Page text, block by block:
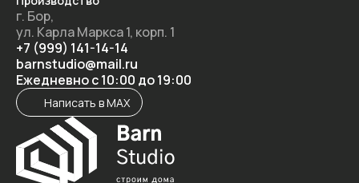
г. Бор,
ул. Карла Маркса 1, корп. 1
+7 (999) 141-14-14
barnstudio@mail.ru
Ежедневно с 10:00 до 19:00
Написать в MAX